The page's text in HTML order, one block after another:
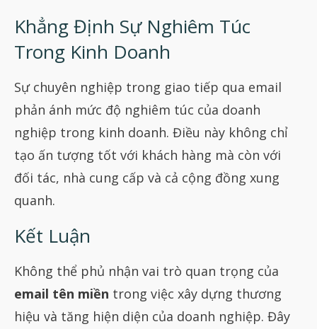
Khẳng Định Sự Nghiêm Túc
Trong Kinh Doanh
Sự chuyên nghiệp trong giao tiếp qua email
phản ánh mức độ nghiêm túc của doanh
nghiệp trong kinh doanh. Điều này không chỉ
tạo ấn tượng tốt với khách hàng mà còn với
đối tác, nhà cung cấp và cả cộng đồng xung
quanh.
Kết Luận
Không thể phủ nhận vai trò quan trọng của
email tên miền trong việc xây dựng thương
hiệu và tăng hiện diện của doanh nghiệp. Đây